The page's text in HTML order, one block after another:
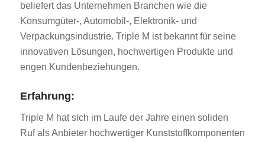
beliefert das Unternehmen Branchen wie die
Konsumgüter-, Automobil-, Elektronik- und
Verpackungsindustrie. Triple M ist bekannt für seine
innovativen Lösungen, hochwertigen Produkte und
engen Kundenbeziehungen.
Erfahrung:
Triple M hat sich im Laufe der Jahre einen soliden
Ruf als Anbieter hochwertiger Kunststoffkomponenten